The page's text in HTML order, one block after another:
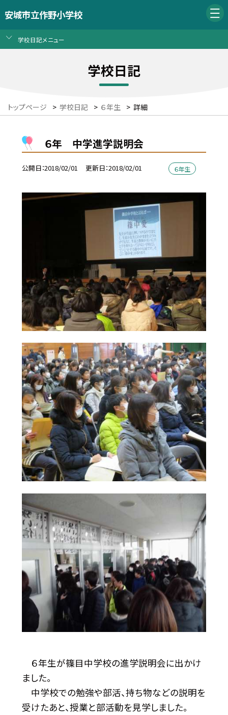
安城市立作野小学校
学校日記メニュー
学校日記
トップページ > 学校日記 > ６年生 > 詳細
６年 中学進学説明会
公開日 2018/02/01 更新日 2018/02/01 ６年生
６年生が篠目中学校の進学説明会に出かけ
ました。
中学校での勉強や部活、持ち物などの説明を
受けたあと、授業と部活動を見学しました。